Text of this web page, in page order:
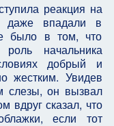
реакция на
даже впадали в
было в том, что
начальника
добрый и
жестким. Увидев
слезы, он вызвал
вдруг сказал, что
если тот